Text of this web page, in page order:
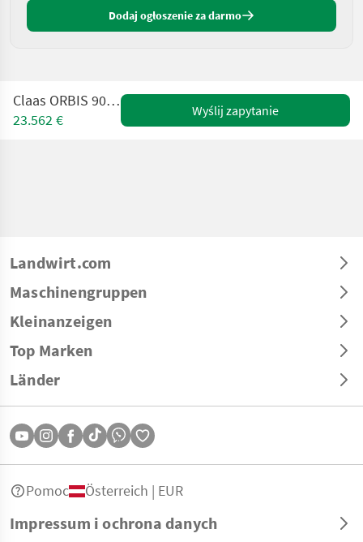
Dodaj ogłoszenie za darmo
Claas ORBIS 900 AC TS Pro
23.562 €
Wyślij zapytanie
Landwirt.com
Maschinengruppen
Kleinanzeigen
Top Marken
Länder
Impressum i ochrona danych
Pomoc Österreich | EUR